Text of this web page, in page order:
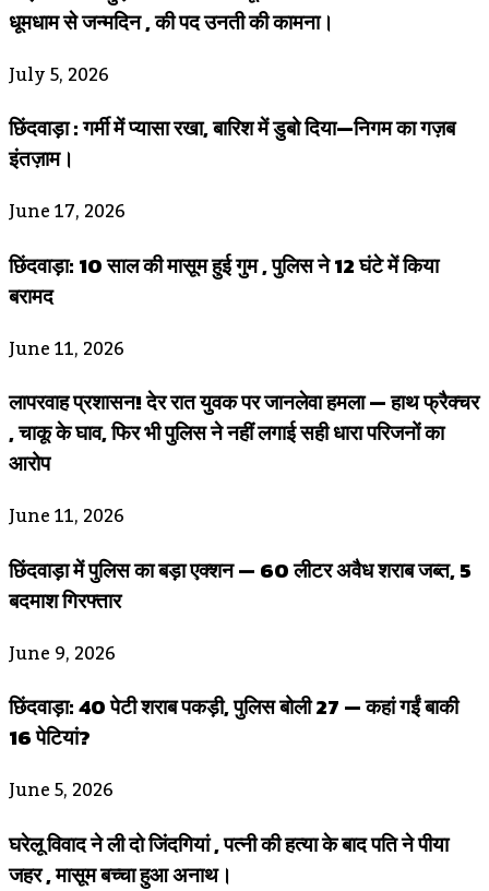
धूमधाम से जन्मदिन , की पद उनती की कामना।
July 5, 2026
छिंदवाड़ा : गर्मी में प्यासा रखा, बारिश में डुबो दिया—निगम का गज़ब
इंतज़ाम।
June 17, 2026
छिंदवाड़ा: 10 साल की मासूम हुई गुम , पुलिस ने 12 घंटे में किया
बरामद
June 11, 2026
लापरवाह प्रशासन! देर रात युवक पर जानलेवा हमला — हाथ फ्रैक्चर
, चाकू के घाव, फिर भी पुलिस ने नहीं लगाई सही धारा परिजनों का
आरोप
June 11, 2026
छिंदवाड़ा में पुलिस का बड़ा एक्शन — 60 लीटर अवैध शराब जब्त, 5
बदमाश गिरफ्तार
June 9, 2026
छिंदवाड़ा: 40 पेटी शराब पकड़ी, पुलिस बोली 27 — कहां गईं बाकी
16 पेटियां?
June 5, 2026
घरेलू विवाद ने ली दो जिंदगियां , पत्नी की हत्या के बाद पति ने पीया
जहर , मासूम बच्चा हुआ अनाथ।